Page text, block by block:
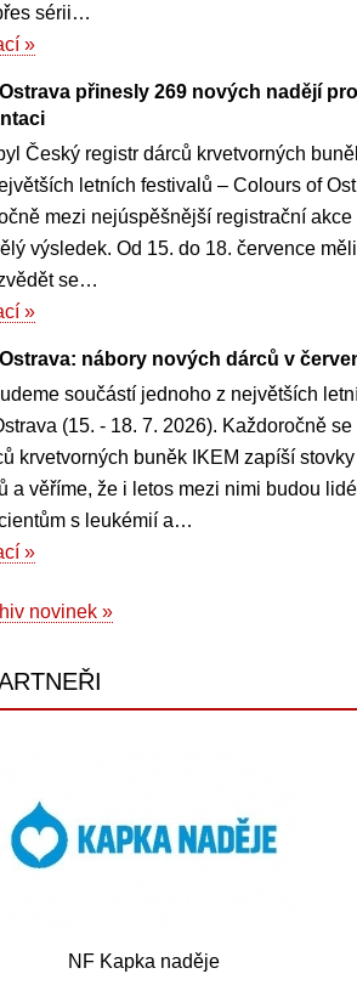
sérii…
»
přinesly 269 nových nadějí
Český registr dárců krvetvorných
letních festivalů – Colours of
mezi nejúspěšnější registrační akce
výsledek. Od 15. do 18. července
se…
»
nábory nových dárců v
součástí jednoho z největších
(15. - 18. 7. 2026). Každoročně
krvetvorných buněk IKEM zapíší
a věříme, že i letos mezi nimi budou
s leukémií a…
»
novinek »
NF Kapka naděje